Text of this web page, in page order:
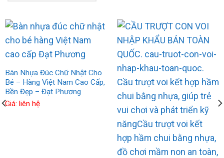
Bàn Nhựa Đúc Chữ Nhật Cho
Bé – Hàng Việt Nam Cao Cấp,
Bền Đẹp – Đạt Phương
Giá: liên hệ